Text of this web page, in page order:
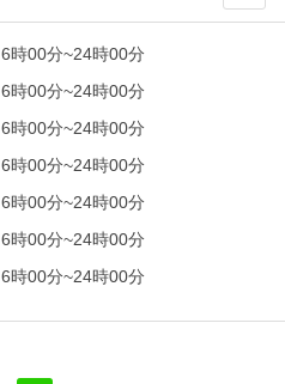
6時00分~24時00分
6時00分~24時00分
6時00分~24時00分
6時00分~24時00分
6時00分~24時00分
6時00分~24時00分
6時00分~24時00分